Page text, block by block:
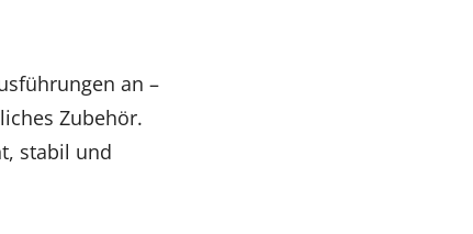
an –
Zubehör.
stabil und